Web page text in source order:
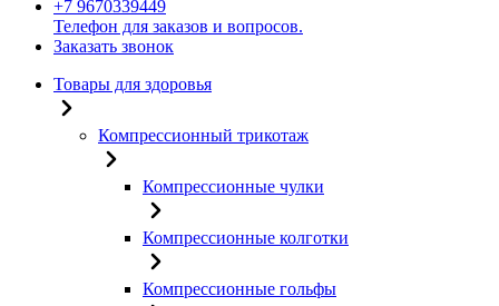
+7 9670339449
Телефон для заказов и вопросов.
Заказать звонок
Товары для здоровья
Компрессионный трикотаж
Компрессионные чулки
Компрессионные колготки
Компрессионные гольфы